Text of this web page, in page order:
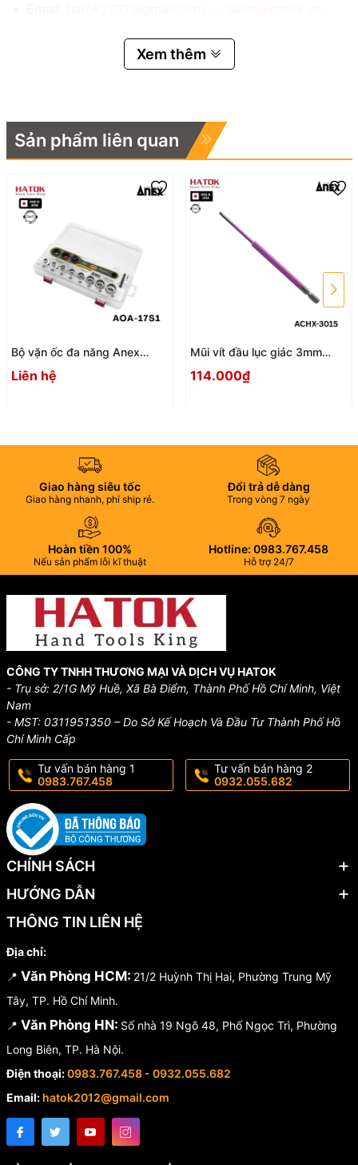
Xem thêm
Sản phẩm liên quan
Bộ vặn ốc đa năng Anex
AOA-17S1 Nhật Bản
Liên hệ
Mũi vít đầu lục giác 3mm
114.000₫
Giao hàng siêu tốc
Giao hàng nhanh, phí ship rẻ.
Đổi trả dễ dàng
Trong vòng 7 ngày
Hoàn tiền 100%
Nếu sản phẩm lỗi kĩ thuật
Hotline: 0983.767.458
Hỗ trợ 24/7
CÔNG TY TNHH THƯƠNG MẠI VÀ DỊCH VỤ HATOK
- Trụ sở: 2/1G Mỹ Huề, Xã Bà Điểm, Thành Phố Hồ Chí Minh, Việt
Nam
- MST: 0311951350 – Do Sở Kế Hoạch Và Đầu Tư Thành Phố Hồ
Chí Minh Cấp
Tư vấn bán hàng 1
0983.767.458
Tư vấn bán hàng 2
0932.055.682
CHÍNH SÁCH
HƯỚNG DẪN
THÔNG TIN LIÊN HỆ
Địa chỉ:
📍 Văn Phòng HCM: 21/2 Huỳnh Thị Hai, Phường Trung Mỹ
Tây, TP. Hồ Chí Minh.
📍 Văn Phòng HN: Số nhà 19 Ngõ 48, Phố Ngọc Trì, Phường
Long Biên, TP. Hà Nội.
Điện thoại:0983.767.458 - 0932.055.682
Email: hatok2012@gmail.com